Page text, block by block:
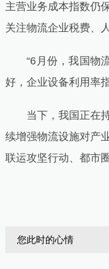
主营业务成本指数仍
关注物流企业税费、
“6月份，我国物流
好，企业设备利用率
当下，我国正在持
续增强物流设施对产
联运攻坚行动、都市
您此时的心情